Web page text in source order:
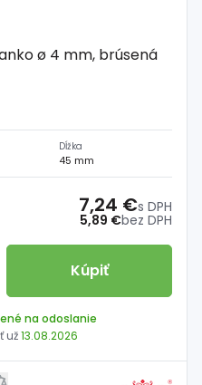
ø 4 mm, brúsená
Dĺžka
45 mm
5,89 €bez DPH
7,24 €s DPH
Kúpiť
na odoslanie
už13.08.2026